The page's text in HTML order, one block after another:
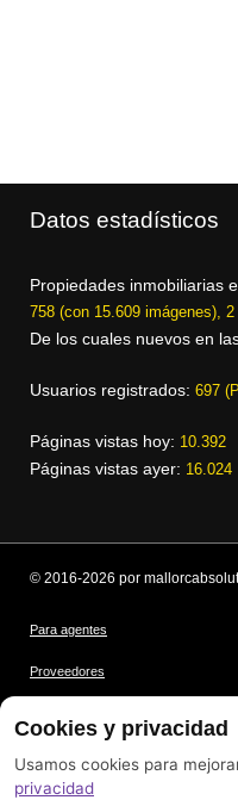
Datos estadísticos
Propiedades inmobiliarias
758 (con 15.609 imágenes),
De los cuales nuevos en
Usuarios registrados: 697
Páginas vistas hoy: 10.392
Páginas vistas ayer: 16.024
© 2016-2026 por
Para agentes
Proveedores
Créditos de las imágenes
Cookies y privacidad
Usamos cookies para
privacidad